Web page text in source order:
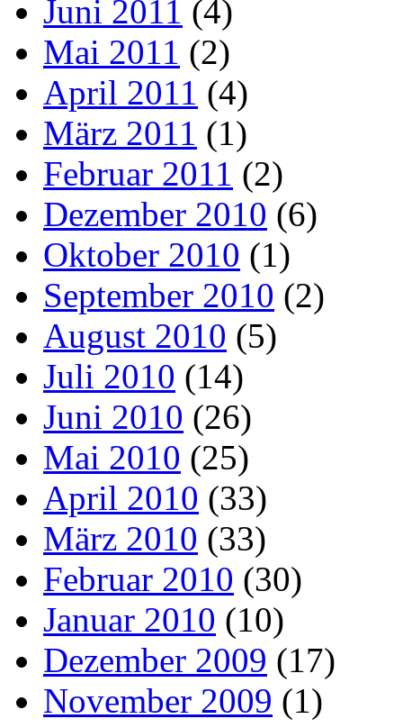
Juni 2011 (4)
Mai 2011 (2)
April 2011 (4)
März 2011 (1)
Februar 2011 (2)
Dezember 2010 (6)
Oktober 2010 (1)
September 2010 (2)
August 2010 (5)
Juli 2010 (14)
Juni 2010 (26)
Mai 2010 (25)
April 2010 (33)
März 2010 (33)
Februar 2010 (30)
Januar 2010 (10)
Dezember 2009 (17)
November 2009 (1)